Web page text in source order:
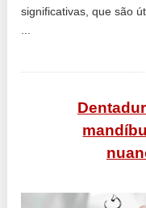
significativas, que são